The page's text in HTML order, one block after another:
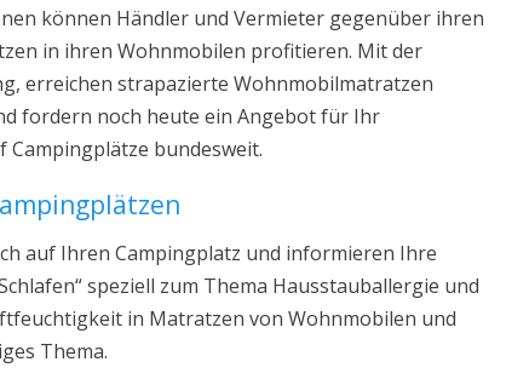
können Händler und Vermieter gegenüber ihren
in ihren Wohnmobilen profitieren. Mit der
erreichen strapazierte Wohnmobilmatratzen
fordern noch heute ein Angebot für Ihr
Campingplätze bundesweit.
auf Ihren Campingplatz und informieren Ihre
speziell zum Thema Hausstauballergie und
in Matratzen von Wohnmobilen und
Thema.